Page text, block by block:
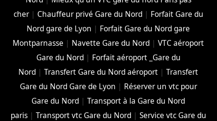
cher| Chauffeur privé Gare du Nord| Forfait Gare du
Nord gare de Lyon | Forfait Gare du Nord gare
Montparnasse | Navette Gare du Nord |VTC aéroport
Gare du Nord| Forfait aéroport _Gare du
Nord |Transfert Gare du Nord aéroport |Transfert
Gare du Nord Gare de Lyon | Réserver un vtc pour
Gare du Nord |Transport à la Gare du Nord
paris| Transport vtc Gare du Nord| Service vtc Gare du